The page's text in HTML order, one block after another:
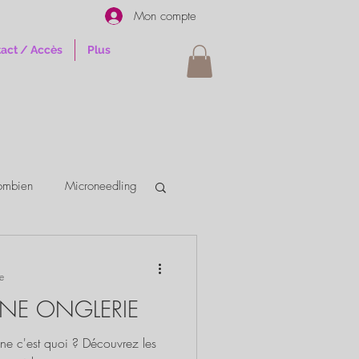
Mon compte
/ Accès Plus
Microneedling
ONGLERIE
c'est quoi ? Découvrez les